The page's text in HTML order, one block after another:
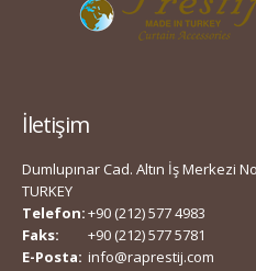
İletişim
Dumlupınar Cad. Altın İş Merkezi
TURKEY
Telefon:+90 (212) 577 4983
Faks:
+90 (212) 577 5781
E-Posta: info@raprestij.com